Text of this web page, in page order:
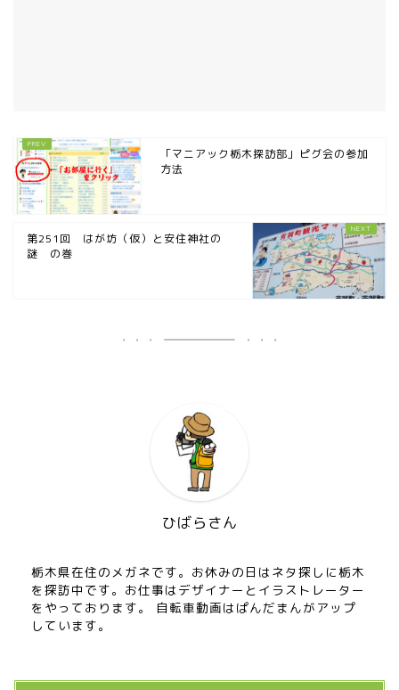
「マニアック栃木探訪部」ピグ会の参加
方法
第251回 はが坊（仮）と安住神社の
謎 の巻
ひばらさん
栃木県在住のメガネです。お休みの日はネタ探しに栃木
を探訪中です。お仕事はデザイナーとイラストレーター
をやっております。 自転車動画はぱんだまんがアップ
しています。